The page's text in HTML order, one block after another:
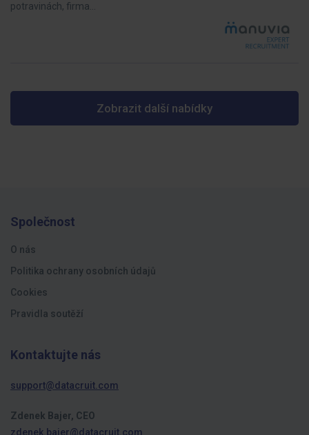
potravinách, firma…
Zobrazit další nabídky
Společnost
O nás
Politika ochrany osobních údajů
Cookies
Pravidla soutěží
Kontaktujte nás
support@datacruit.com
Zdenek Bajer, CEO
zdenek.bajer@datacruit.com